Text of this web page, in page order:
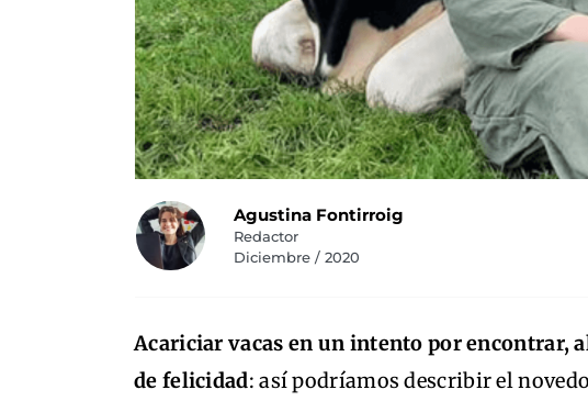
Agustina Fontirroig
Redactor
Diciembre / 2020
Acariciar vacas en un intento por encontrar,
de felicidad: así podríamos describir el